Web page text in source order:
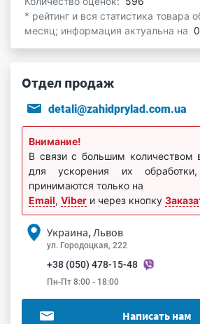
* рейтинг и вся статистика товара
месяц; информация актуальна на
Отдел продаж
detali@zahidprylad.com.ua
Внимание!
В связи с большим количеством
для ускорения их
принимаются только на
Email, Viber и через кнопку
Украина, Львов
ул. Городоцкая, 222
+38 (050) 478-15-48
Пн-Пт 8:00 - 18:00
Написать нам